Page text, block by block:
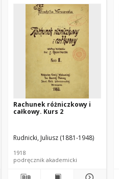
(1876-1952)
Rachunek różniczkowy i
całkowy. Kurs 2
Rudnicki, Juliusz (1881-1948)
1918
podręcznik akademicki